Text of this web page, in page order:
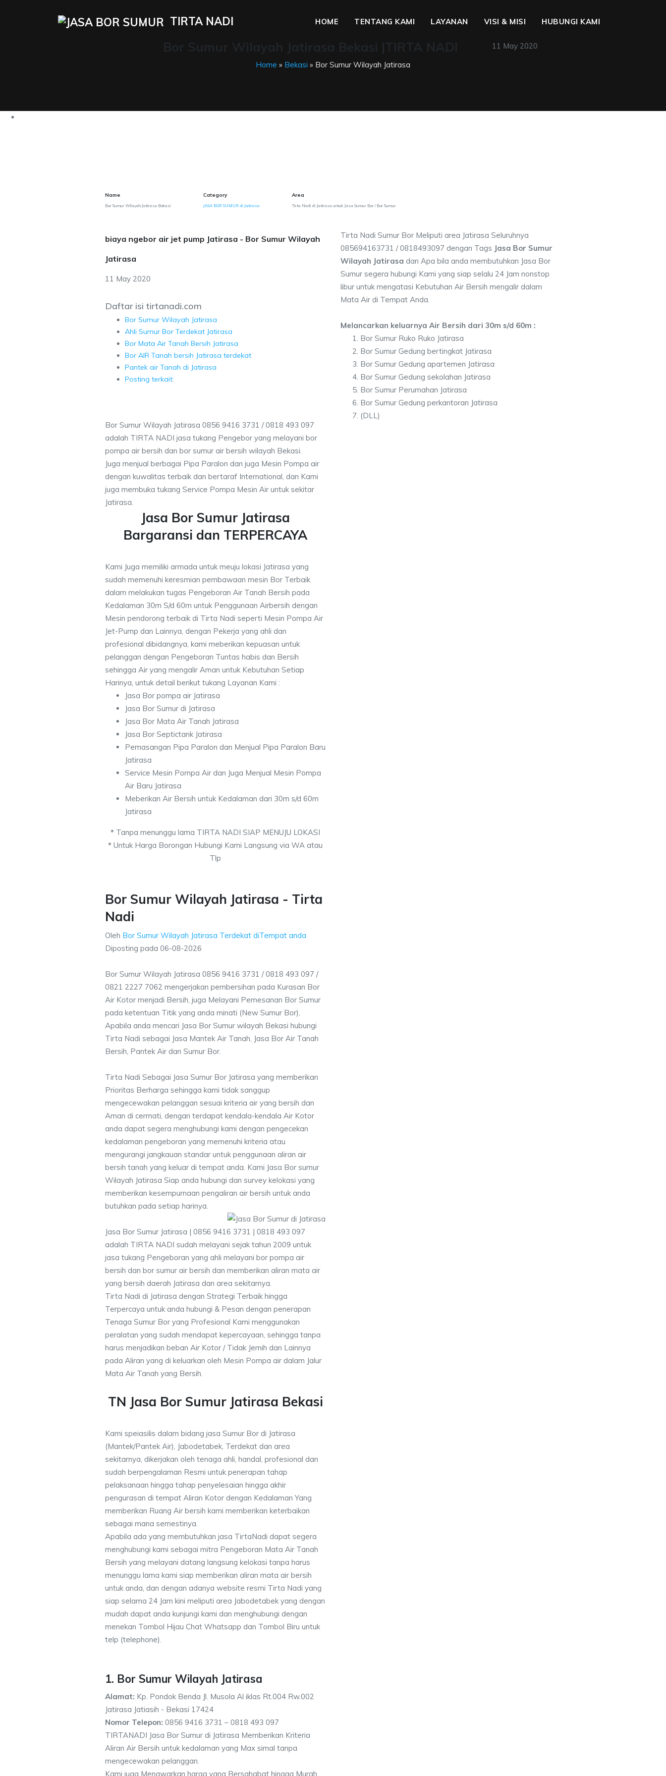
TIRTA NADI HOME TENTANG KAMI LAYANAN VISI & MISI HUBUNGI KAMI
11 May 2020
Home » Bekasi » Bor Sumur Wilayah Jatirasa
Name
Bor Sumur Wilayah Jatirasa Bekasi
Category
JASA BOR SUMUR di Jatirasa
Area
Tirta Nadi di Jatirasa untuk Jasa Sumur Bor / Bor Sumur
biaya ngebor air jet pump Jatirasa - Bor Sumur Wilayah
Jatirasa
11 May 2020
Daftar isi tirtanadi.com
Bor Sumur Wilayah Jatirasa
Ahli Sumur Bor Terdekat Jatirasa
Bor Mata Air Tanah Bersih Jatirasa
Bor AIR Tanah bersih Jatirasa terdekat
Pantek air Tanah di Jatirasa
Posting terkait:
Bor Sumur Wilayah Jatirasa 0856 9416 3731 / 0818 493 097
adalah TIRTA NADI jasa tukang Pengebor yang melayani bor
pompa air bersih dan bor sumur air bersih wilayah Bekasi.
Juga menjual berbagai Pipa Paralon dan juga Mesin Pompa air
dengan kuwalitas terbaik dan bertaraf International, dan Kami
juga membuka tukang Service Pompa Mesin Air untuk sekitar
Jatirasa.
Jasa Bor Sumur Jatirasa
Bargaransi dan TERPERCAYA
Tirta Nadi Sumur Bor Meliputi area Jatirasa Seluruhnya
085694163731 / 0818493097 dengan Tags Jasa Bor Sumur
Wilayah Jatirasa dan Apa bila anda membutuhkan Jasa Bor
Sumur segera hubungi Kami yang siap selalu 24 Jam nonstop
libur untuk mengatasi Kebutuhan Air Bersih mengalir dalam
Mata Air di Tempat Anda.
Melancarkan keluarnya Air Bersih dari 30m s/d 60m :
Bor Sumur Ruko Ruko Jatirasa
Bor Sumur Gedung bertingkat Jatirasa
Bor Sumur Gedung apartemen Jatirasa
Bor Sumur Gedung sekolahan Jatirasa
Bor Sumur Perumahan Jatirasa
Bor Sumur Gedung perkantoran Jatirasa
(DLL)
Kami Juga memiliki armada untuk meuju lokasi Jatirasa yang
sudah memenuhi keresmian pembawaan mesin Bor Terbaik
dalam melakukan tugas Pengeboran Air Tanah Bersih pada
Kedalaman 30m S/d 60m untuk Penggunaan Airbersih dengan
Mesin pendorong terbaik di Tirta Nadi seperti Mesin Pompa Air
Jet-Pump dan Lainnya, dengan Pekerja yang ahli dan
profesional dibidangnya, kami meberikan kepuasan untuk
pelanggan dengan Pengeboran Tuntas habis dan Bersih
sehingga Air yang mengalir Aman untuk Kebutuhan Setiap
Harinya, untuk detail berikut tukang Layanan Kami :
Jasa Bor pompa air Jatirasa
Jasa Bor Sumur di Jatirasa
Jasa Bor Mata Air Tanah Jatirasa
Jasa Bor Septictank Jatirasa
Pemasangan Pipa Paralon dan Menjual Pipa Paralon Baru
Jatirasa
Service Mesin Pompa Air dan Juga Menjual Mesin Pompa
Air Baru Jatirasa
Meberikan Air Bersih untuk Kedalaman dari 30m s/d 60m
Jatirasa
* Tanpa menunggu lama TIRTA NADI SIAP MENUJU LOKASI
* Untuk Harga Borongan Hubungi Kami Langsung via WA atau
Tlp
Bor Sumur Wilayah Jatirasa - Tirta
Nadi
Oleh Bor Sumur Wilayah Jatirasa Terdekat diTempat anda
Diposting pada 06-08-2026
Bor Sumur Wilayah Jatirasa 0856 9416 3731 / 0818 493 097 /
0821 2227 7062 mengerjakan pembersihan pada Kurasan Bor
Air Kotor menjadi Bersih, juga Melayani Pemesanan Bor Sumur
pada ketentuan Titik yang anda minati (New Sumur Bor),
Apabila anda mencari Jasa Bor Sumur wilayah Bekasi hubungi
Tirta Nadi sebagai Jasa Mantek Air Tanah, Jasa Bor Air Tanah
Bersih, Pantek Air dan Sumur Bor.
Tirta Nadi Sebagai Jasa Sumur Bor Jatirasa yang memberikan
Prioritas Berharga sehingga kami tidak sanggup
mengecewakan pelanggan sesuai kriteria air yang bersih dan
Aman di cermati, dengan terdapat kendala-kendala Air Kotor
anda dapat segera menghubungi kami dengan pengecekan
kedalaman pengeboran yang memenuhi kriteria atau
mengurangi jangkauan standar untuk penggunaan aliran air
bersih tanah yang keluar di tempat anda. Kami Jasa Bor sumur
Wilayah Jatirasa Siap anda hubungi dan survey kelokasi yang
memberikan kesempurnaan pengaliran air bersih untuk anda
butuhkan pada setiap harinya.
Jasa Bor Sumur Jatirasa | 0856 9416 3731 | 0818 493 097
adalah TIRTA NADI sudah melayani sejak tahun 2009 untuk
jasa tukang Pengeboran yang ahli melayani bor pompa air
bersih dan bor sumur air bersih dan memberikan aliran mata air
yang bersih daerah Jatirasa dan area sekitarnya.
Tirta Nadi di Jatirasa dengan Strategi Terbaik hingga
Terpercaya untuk anda hubungi & Pesan dengan penerapan
Tenaga Sumur Bor yang Profesional Kami menggunakan
peralatan yang sudah mendapat kepercayaan, sehingga tanpa
harus menjadikan beban Air Kotor / Tidak Jernih dan Lainnya
pada Aliran yang di keluarkan oleh Mesin Pompa air dalam Jalur
Mata Air Tanah yang Bersih.
TN Jasa Bor Sumur Jatirasa Bekasi
Kami speiasilis dalam bidang jasa Sumur Bor di Jatirasa
(Mantek/Pantek Air), Jabodetabek, Terdekat dan area
sekitarnya, dikerjakan oleh tenaga ahli, handal, profesional dan
sudah berpengalaman Resmi untuk penerapan tahap
pelaksanaan hingga tahap penyelesaian hingga akhir
pengurasan di tempat Aliran Kotor dengan Kedalaman Yang
memberikan Ruang Air bersih kami memberikan keterbaikan
sebagai mana semestinya.
Apabila ada yang membutuhkan jasa TirtaNadi dapat segera
menghubungi kami sebagai mitra Pengeboran Mata Air Tanah
Bersih yang melayani datang langsung kelokasi tanpa harus
menunggu lama kami siap memberikan aliran mata air bersih
untuk anda, dan dengan adanya website resmi Tirta Nadi yang
siap selama 24 Jam kini meliputi area Jabodetabek yang dengan
mudah dapat anda kunjungi kami dan menghubungi dengan
menekan Tombol Hijau Chat Whatsapp dan Tombol Biru untuk
telp (telephone).
1. Bor Sumur Wilayah Jatirasa
Alamat: Kp. Pondok Benda Jl. Musola Al iklas Rt.004 Rw.002
Jatirasa Jatiasih - Bekasi 17424
Nomor Telepon: 0856 9416 3731 – 0818 493 097
TIRTANADI Jasa Bor Sumur di Jatirasa Memberikan Kriteria
Aliran Air Bersih untuk kedalaman yang Max simal tanpa
mengecewakan pelanggan.
Kami juga Menawarkan harga yang Bersahabat hingga Murah